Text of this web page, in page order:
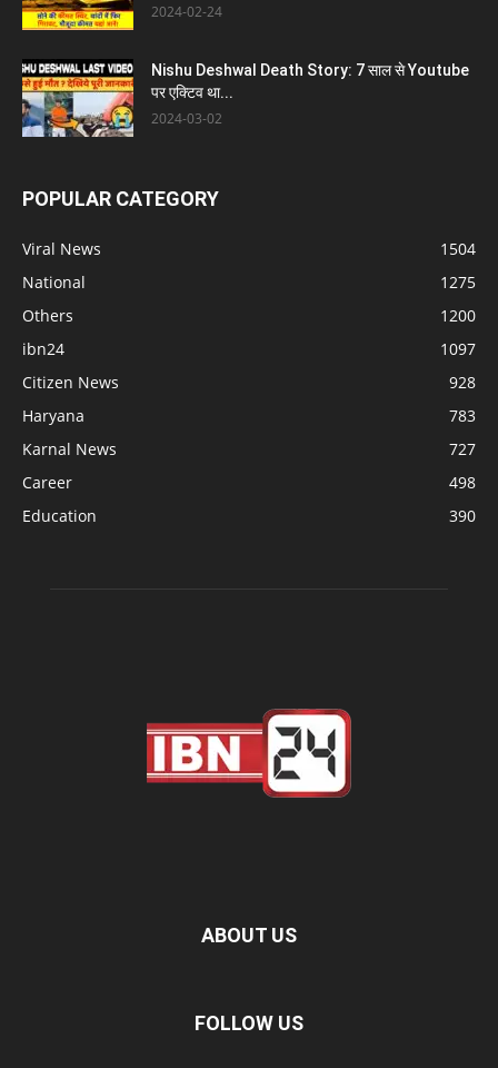
2024-02-24
Nishu Deshwal Death Story: 7 साल से Youtube
पर एक्टिव था...
2024-03-02
POPULAR CATEGORY
Viral News
1504
National
1275
Others
1200
ibn24
1097
Citizen News
928
Haryana
783
Karnal News
727
Career
498
Education
390
ABOUT US
FOLLOW US